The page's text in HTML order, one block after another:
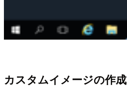
カスタムイメージの作成